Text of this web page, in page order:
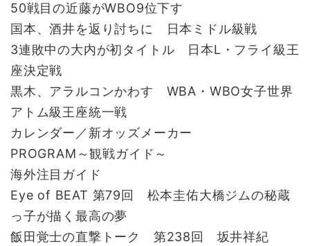
50戦目の近藤がWBO9位下す
国本、酒井を返り討ちに 日本ミドル級戦
3連敗中の大内が初タイトル 日本L・フライ級王
座決定戦
黒木、アラルコンかわす WBA・WBO女子世界
アトム級王座統一戦
カレンダー／新オッズメーカー
PROGRAM～観戦ガイド～
海外注目ガイド
Eye of BEAT 第79回 松本圭佑大橋ジムの秘蔵
っ子が描く最高の夢
飯田覚士の直撃トーク 第238回 坂井祥紀